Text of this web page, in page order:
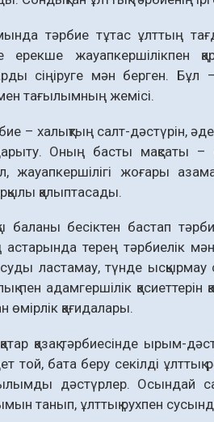
тәрбие тұтас ұлттың
ерекше жауапкершілікпен
сіңіруге мән берген.
тағылымның жемісі.
– халықтың салт-дәстүрін,
Оның басты мақсаты –
жауапкершілігі жоғары
қалыптасады.
баланы бесіктен бастап
астарында терең тәрбиелік
суды ластамау, түнде
пен адамгершілік
өмірлік қағидалары.
қазақ тәрбиесінде ырым-
той, бата беру секілді
дәстүрлер. Осындай
танып, ұлттық рухпен